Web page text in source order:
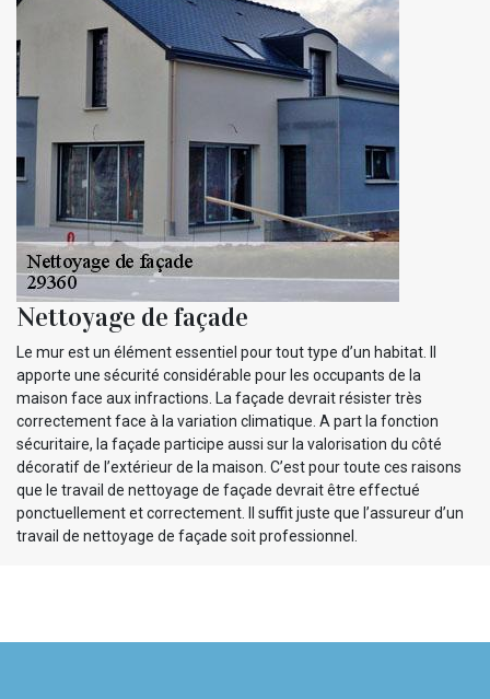
Nettoyage de façade
Le mur est un élément essentiel pour tout type d’un habitat. Il
apporte une sécurité considérable pour les occupants de la
maison face aux infractions. La façade devrait résister très
correctement face à la variation climatique. A part la fonction
sécuritaire, la façade participe aussi sur la valorisation du côté
décoratif de l’extérieur de la maison. C’est pour toute ces raisons
que le travail de nettoyage de façade devrait être effectué
ponctuellement et correctement. Il suffit juste que l’assureur d’un
travail de nettoyage de façade soit professionnel.